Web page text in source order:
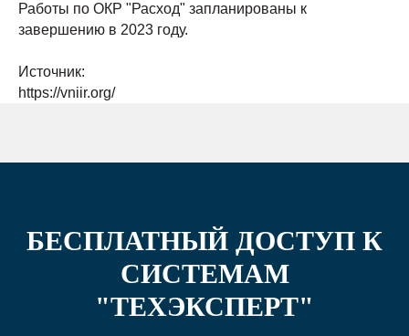
Работы по ОКР "Расход" запланированы к
завершению в 2023 году.
Источник:
https://vniir.org/
БЕСПЛАТНЫЙ ДОСТУП К
СИСТЕМАМ
"ТЕХЭКСПЕРТ"